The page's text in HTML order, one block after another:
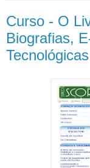
Curso - O
Biografias,
Tecnológicas